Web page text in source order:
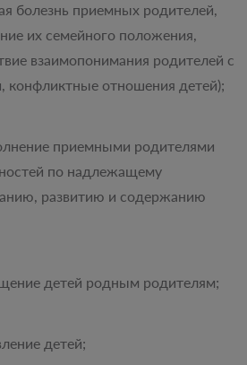
болезнь приемных родителей,
их семейного положения,
взаимопонимания родителей с
конфликтные отношения детей);
приемными родителями
по надлежащему
развитию и содержанию
детей родным родителям;
детей;